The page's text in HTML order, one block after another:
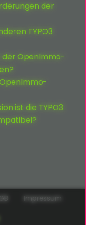
der
TYPO3
der OpenImmo-
ist die TYPO3
Impressum